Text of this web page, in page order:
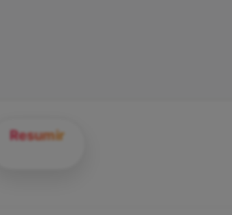
Resumir